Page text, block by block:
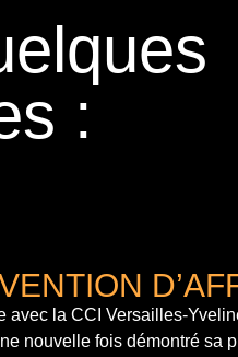
:
avec la CCI Versailles-
nouvelle fois démontré sa